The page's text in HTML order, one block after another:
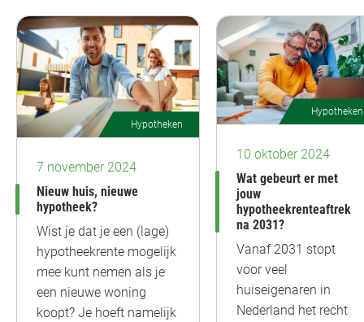
Hypotheken
7 november 2024
Nieuw huis, nieuwe
hypotheek?
Wist je dat je een (lage)
hypotheekrente mogelijk
mee kunt nemen als je
een nieuwe woning
koopt? Je hoeft namelijk
Hypotheken
10 oktober 2024
Wat gebeurt er met
jouw
hypotheekrenteaftrek
na 2031?
Vanaf 2031 stopt
voor veel
huiseigenaren in
Nederland het recht